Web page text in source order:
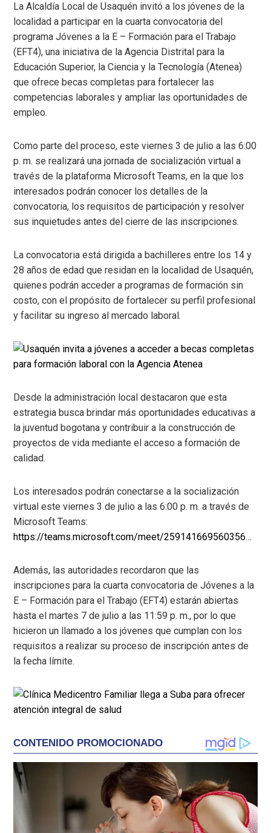
La Alcaldía Local de Usaquén invitó a los jóvenes de la
localidad a participar en la cuarta convocatoria del
programa Jóvenes a la E – Formación para el Trabajo
(EFT4), una iniciativa de la Agencia Distrital para la
Educación Superior, la Ciencia y la Tecnología (Atenea)
que ofrece becas completas para fortalecer las
competencias laborales y ampliar las oportunidades de
empleo.
Como parte del proceso, este viernes 3 de julio a las 6:00
p. m. se realizará una jornada de socialización virtual a
través de la plataforma Microsoft Teams, en la que los
interesados podrán conocer los detalles de la
convocatoria, los requisitos de participación y resolver
sus inquietudes antes del cierre de las inscripciones.
La convocatoria está dirigida a bachilleres entre los 14 y
28 años de edad que residan en la localidad de Usaquén,
quienes podrán acceder a programas de formación sin
costo, con el propósito de fortalecer su perfil profesional
y facilitar su ingreso al mercado laboral.
Desde la administración local destacaron que esta
estrategia busca brindar más oportunidades educativas a
la juventud bogotana y contribuir a la construcción de
proyectos de vida mediante el acceso a formación de
calidad.
Los interesados podrán conectarse a la socialización
virtual este viernes 3 de julio a las 6:00 p. m. a través de
Microsoft Teams:
https://teams.microsoft.com/meet/259141669560356…
Además, las autoridades recordaron que las
inscripciones para la cuarta convocatoria de Jóvenes a la
E – Formación para el Trabajo (EFT4) estarán abiertas
hasta el martes 7 de julio a las 11:59 p. m., por lo que
hicieron un llamado a los jóvenes que cumplan con los
requisitos a realizar su proceso de inscripción antes de
la fecha límite.